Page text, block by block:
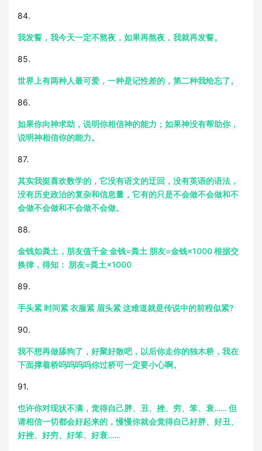
84.
我发誓，我今天一定不熬夜，如果再熬夜，我就再发誓。
85.
世界上有两种人最可爱，一种是记性差的，第二种我给忘了。
86.
如果你向神求助，说明你相信神的能力；如果神没有帮助你，
说明神相信你的能力。
87.
其实我挺喜欢数学的，它没有语文的迂回，没有英语的语法，
没有历史政治的复杂和信息量，它有的只是不会做不会做和不
会做不会做和不会做不会做。
88.
金钱如粪土，朋友值千金 金钱=粪土 朋友=金钱×1000 根据交
换律，得知： 朋友=粪土×1000
89.
手头紧 时间紧 衣服紧 眉头紧 这难道就是传说中的前程似紧?
90.
我不想再做舔狗了，好聚好散吧，以后你走你的独木桥，我在
下面撑着桥呜呜呜呜你过桥可一定要小心啊。
91.
也许你对现状不满，觉得自己胖、丑、挫、穷、笨、衰…… 但
请相信一切都会好起来的，慢慢你就会觉得自己好胖、好丑、
好挫、好穷、好笨、好衰……